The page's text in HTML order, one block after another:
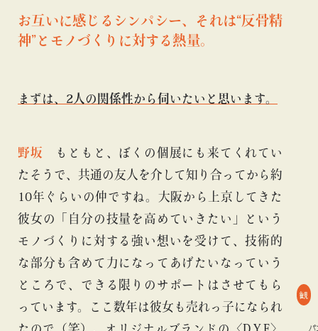
お互いに感じるシンパシー、それは“反骨精
神”とモノづくりに対する熱量。
まずは、2人の関係性から伺いたいと思います。
野坂 もともと、ぼくの個展にも来てくれてい
たそうで、共通の友人を介して知り合ってから約
10年ぐらいの仲ですね。大阪から上京してきた
彼女の「自分の技量を高めていきたい」という
モノづくりに対する強い想いを受けて、技術的
な部分も含めて力になってあげたいなっていう
ところで、できる限りのサポートはさせてもら
っています。ここ数年は彼女も売れっ子になられ
たので（笑）、オリジナルブランドの〈D.Y.E〉
観
#Bギャラリー #TOKYO CULTUART by BEAMS #ビームス ジャパン